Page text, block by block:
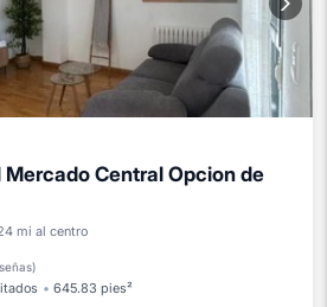
Central Opcion de
mi al centro
)
645.83 pies²
Balcón/Terraza